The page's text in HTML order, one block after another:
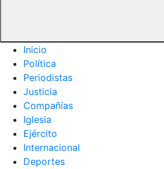
Inicio
Política
Periodistas
Justicia
Compañías
Iglesia
Ejército
Internacional
Deportes